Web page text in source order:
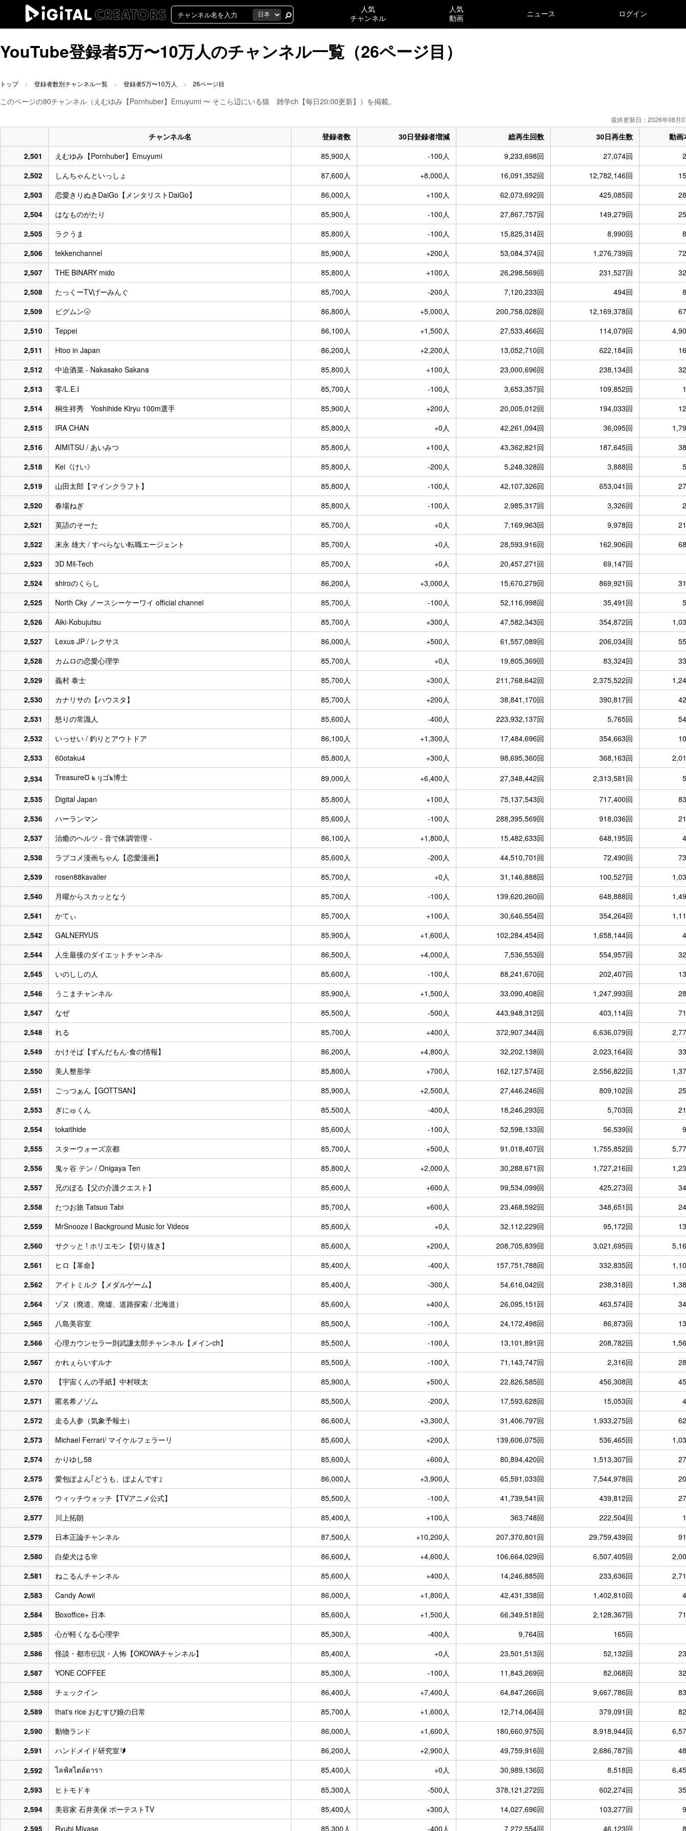
人気
チャンネル
人気
動画
ニュース ログイン
YouTube登録者5万〜10万人のチャンネル一覧（26ページ目）
トップ 登録者数別チャンネル一覧 登録者5万〜10万人 26ページ目
このページの90チャンネル（えむゆみ【Pornhuber】Emuyumi 〜 そこら辺にいる猿 雑学ch【毎日20:00更新】）を掲載。
最終更新日：2026年08月
チャンネル名 登録者数 30日登録者増減 総再生回数 30日再生数
動画
2,501
えむゆみ【Pornhuber】Emuyumi 85,900人 -100人 9,233,698回 27,074回
2,502
しんちゃんといっしょ 87,600人 +8,000人 16,091,352回 12,782,146回
2,503
恋愛きりぬきDaiGo【メンタリストDaiGo】 86,000人 +100人 62,073,692回 425,085回
2,504
はなものがたり 85,900人 -100人 27,867,757回 149,279回
2,505
ラクうま 85,800人 -100人 15,825,314回 8,990回
2,506
tekkenchannel 85,900人 +200人 53,084,374回 1,276,739回
2,507
THE BINARY mido 85,800人 +100人 26,298,569回 231,527回
2,508
たっくーTVげーみんぐ 85,700人 -200人 7,120,233回 494回
2,509
ビグムン🌝 86,800人 +5,000人 200,758,028回 12,169,378回
2,510
Teppei 86,100人 +1,500人 27,533,466回 114,079回
2,511
Htoo in Japan 86,200人 +2,200人 13,052,710回 622,184回
2,512
中迫酒菜 - Nakasako Sakana 85,800人 +100人 23,000,696回 238,134回
2,513
零/L.E.I 85,700人 -100人 3,653,357回 109,852回
2,514
桐生祥秀 Yoshihide Kiryu 100m選手 85,900人 +200人 20,005,012回 194,033回
2,515
IRA CHAN 85,800人 +0人 42,261,094回 36,095回
2,516
AIMITSU / あいみつ 85,800人 +100人 43,362,821回 187,645回
2,518
Kei《けい》 85,800人 -200人 5,248,328回 3,888回
2,519
山田太郎【マインクラフト】 85,800人 -100人 42,107,326回 653,041回
2,520
春場ねぎ 85,800人 -100人 2,985,317回 3,326回
2,521
英語のそーた 85,700人 +0人 7,169,963回 9,978回
2,522
末永 雄大 / すべらない転職エージェント 85,700人 +0人 28,593,916回 162,906回
2,523
3D Mil-Tech 85,700人 +0人 20,457,271回
69,147回
2,524
shiroのくらし 86,200人 +3,000人 15,670,279回 869,921回
2,525
North Cky ノースシーケーワイ official channel 85,700人 -100人 52,116,998回 35,491回
2,526
Aiki-Kobujutsu 85,700人 +300人 47,582,343回 354,872回
2,527
Lexus JP / レクサス 86,000人 +500人 61,557,089回 206,034回
2,528
カムロの恋愛心理学 85,700人 +0人 19,805,369回 83,324回
2,529
義村 泰士 85,700人 +300人 211,768,642回 2,375,522回
2,530
カナリサの【ハウスタ】 85,700人 +200人 38,841,170回 390,817回
2,531
怒りの常識人 85,600人 -400人 223,932,137回 5,765回
2,532
いっせい / 釣りとアウトドア 86,100人 +1,300人 17,484,696回 354,663回
2,533
60otaku4 85,800人 +300人 98,695,360回 368,163回
2,534 TreasureƱ ೬ ιյゴ೬博士 89,000人 +6,400人 27,348,442回 2,313,581回
2,535 Digital Japan 85,800人 +100人 75,137,543回 717,400回
2,536
ハーランマン 85,600人 -100人 288,395,569回 918,036回
2,537
治癒のヘルツ - 音で体調管理 - 86,100人 +1,800人 15,482,633回 648,195回
2,538
ラブコメ漫画ちゃん【恋愛漫画】 85,600人 -200人 44,510,701回 72,490回
2,539
rosen88kavalier 85,700人 +0人 31,146,888回 100,527回
2,540
月曜からスカッとなう 85,700人 -100人 139,620,260回 648,888回
2,541
かてぃ 85,700人 +100人 30,646,554回 354,264回
2,542
GALNERYUS 85,900人 +1,600人 102,284,454回 1,658,144回
2,544
人生最後のダイエットチャンネル 86,500人 +4,000人 7,536,553回 554,957回
2,545
いのししの人 85,600人 -100人 88,241,670回 202,407回
2,546
うこまチャンネル 85,900人 +1,500人 33,090,408回 1,247,993回
2,547
なぜ 85,500人 -500人 443,948,312回 403,114回
2,548
れる 85,700人 +400人 372,907,344回 6,636,079回
2,549
かけそば【ずんだもん-食の情報】 86,200人 +4,800人 32,202,138回 2,023,164回
2,550
美人整形学 85,800人 +700人 162,127,574回 2,556,822回
2,551
ごっつぁん【GOTTSAN】 85,900人 +2,500人 27,446,246回 809,102回
2,553
ぎにゅくん 85,500人 -400人 18,246,293回 5,703回
2,554
tokatihide 85,600人 -100人 52,598,133回 56,539回
2,555
スターウォーズ京都 85,700人 +500人 91,018,407回 1,755,852回
2,556
鬼ヶ谷 テン / Onigaya Ten 85,800人 +2,000人 30,288,671回 1,727,216回
2,557
兄のぼる【父の介護クエスト】 85,600人 +600人 99,534,099回 425,273回
2,558
たつお旅 Tatsuo Tabi 85,700人 +600人 23,468,592回 348,651回
2,559
MrSnooze I Background Music for Videos 85,600人 +0人 32,112,229回 95,172回
2,560
サクッと ! ホリエモン【切り抜き】 85,600人 +200人 208,705,839回 3,021,695回
2,561
ヒロ【革命】 85,400人 -400人 157,751,788回 332,835回
2,562
アイトミルク【メダルゲーム】 85,400人 -300人 54,616,042回 238,318回
2,564
ゾヌ（廃道、廃墟、道路探索 / 北海道） 85,600人 +400人 26,095,151回 463,574回
2,565
八島美容室 85,500人 -100人 24,172,498回 86,873回
2,566
心理カウンセラー則武謙太郎チャンネル【メインch】 85,500人 -100人 13,101,891回 208,782回
2,567
かれぇらいすルナ 85,500人 -100人 71,143,747回 2,316回
2,570
【宇宙くんの手紙】中村咲太 85,900人 +500人 22,826,585回 456,308回
2,571
匿名希ノゾム 85,500人 -200人 17,593,628回 15,053回
2,572
走る人参（気象予報士） 86,600人 +3,300人 31,406,797回 1,933,275回
2,573
Michael Ferrari/ マイケルフェラーリ 85,600人 +200人 139,606,075回 536,465回
2,574
かりゆし58 85,600人 +600人 80,894,420回 1,513,307回
2,575
愛包ぽよん｢どうも、ぽよんです｣ 86,000人 +3,900人 65,591,033回 7,544,978回
2,576
ウィッチウォッチ【TVアニメ公式】 85,500人 -100人 41,739,541回 439,812回
2,577
川上拓朗 85,400人 +100人 363,748回 222,504回
2,579
日本正論チャンネル 87,500人 +10,200人 207,370,801回 29,759,439回
2,580
白柴犬はる🌸 86,600人 +4,600人 106,664,029回 6,507,405回
2,581
ねこるんチャンネル 85,600人 +400人 14,246,885回 233,636回
2,583
Candy Aowii 86,000人 +1,800人 42,431,338回 1,402,810回
2,584
Boxoffice+ 日本 85,600人 +1,500人 66,349,518回 2,128,367回
2,585
心が軽くなる心理学 85,300人 -400人 9,764回
165回
2,586
怪談・都市伝説・人怖【OKOWAチャンネル】 85,400人 +0人 23,501,513回 52,132回
2,587
YONE COFFEE 85,300人 -100人 11,843,269回 82,068回
2,588
チェックイン 86,400人 +7,400人 64,847,266回 9,667,786回
2,589
that's rice おむすび娘の日常 85,700人 +1,600人 12,714,064回 379,091回
2,590
動物ランド 86,000人 +1,600人 180,660,975回 8,918,944回
2,591
ハンドメイド研究室🔰 86,200人 +2,900人 49,759,916回 2,686,787回
2,592
ไลฟ์สไตล์ดารา 85,400人 +0人 30,989,136回 8,518回
2,593
ヒトモドキ 85,300人 -500人 378,121,272回 602,274回
2,594
美容家 石井美保 ボーテストTV 85,400人 +300人 14,027,696回 103,277回
2,595
Ryubi Miyase 85,300人 -400人 7,272,554回 46,123回